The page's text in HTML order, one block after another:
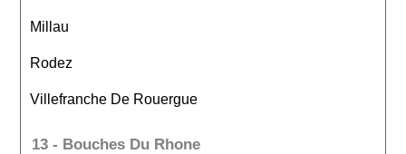
Millau
Rodez
Villefranche De Rouergue
13 - Bouches Du Rhone